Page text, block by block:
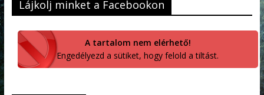
Lájkolj minket a Facebookon
A tartalom nem elérhető!
Engedélyezd a sütiket, hogy felold a tiltást.